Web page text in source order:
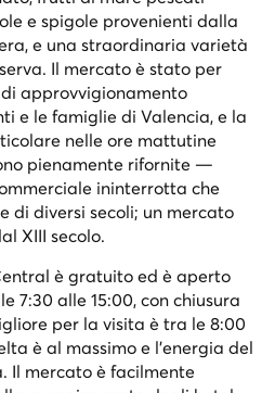
e spigole provenienti dalla
e una straordinaria varietà
Il mercato è stato per
approvvigionamento
e le famiglie di Valencia, e la
nelle ore mattutine
pienamente rifornite —
ininterrotta che
di diversi secoli; un mercato
XIII secolo.
è gratuito ed è aperto
7:30 alle 15:00, con chiusura
per la visita è tra le 8:00
è al massimo e l'energia del
Il mercato è facilmente